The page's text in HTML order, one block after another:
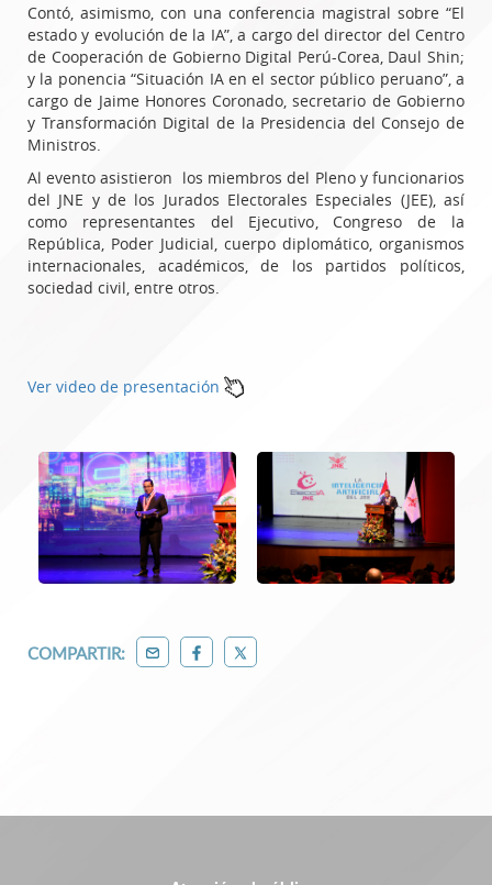
Contó, asimismo, con una conferencia magistral sobre “El
estado y evolución de la IA”, a cargo del director del Centro
de Cooperación de Gobierno Digital Perú-Corea, Daul Shin;
y la ponencia “Situación IA en el sector público peruano”, a
cargo de Jaime Honores Coronado, secretario de Gobierno
y Transformación Digital de la Presidencia del Consejo de
Ministros.
Al evento asistieron los miembros del Pleno y funcionarios
del JNE y de los Jurados Electorales Especiales (JEE), así
como representantes del Ejecutivo, Congreso de la
República, Poder Judicial, cuerpo diplomático, organismos
internacionales, académicos, de los partidos políticos,
sociedad civil, entre otros.
Ver video de presentación
COMPARTIR: